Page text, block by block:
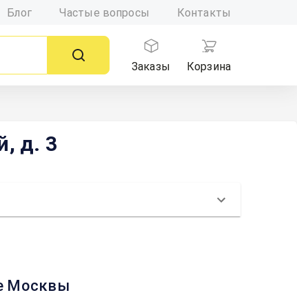
Блог Частые вопросы Контакты
Заказы
Корзина
д. 3
Москвы